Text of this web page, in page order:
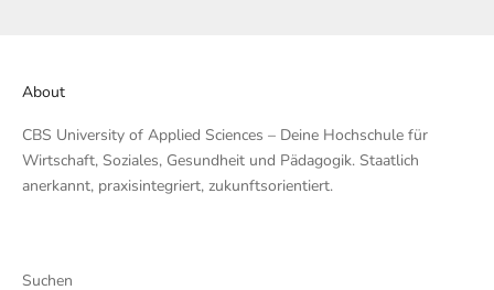
About
CBS University of Applied Sciences – Deine Hochschule für
Wirtschaft, Soziales, Gesundheit und Pädagogik. Staatlich
anerkannt, praxisintegriert, zukunftsorientiert.
Suchen